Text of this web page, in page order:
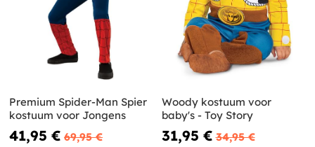
Premium Spider-Man Spier
kostuum voor Jongens
41,95 € 69,95 €
Woody kostuum voor
baby's - Toy Story
31,95 € 34,95 €